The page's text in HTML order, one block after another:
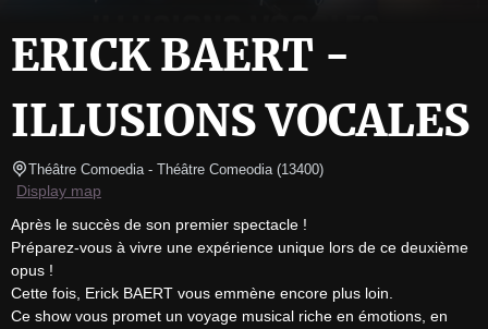
ERICK BAERT -
ILLUSIONS VOCALES
Théâtre Comoedia - Théâtre Comeodia (13400)
Display map
Après le succès de son premier spectacle !
Préparez-vous à vivre une expérience unique lors de ce deuxième
opus !
Cette fois, Erick BAERT vous emmène encore plus loin.
Ce show vous promet un voyage musical riche en émotions, en